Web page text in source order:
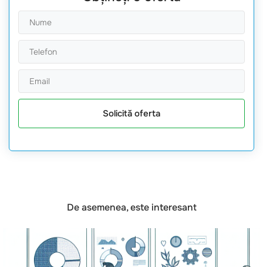
Solicită oferta
De asemenea, este interesant